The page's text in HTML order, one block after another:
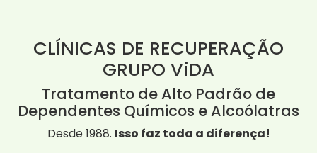
CLÍNICAS DE RECUPERAÇÃO
GRUPO ViDA
Tratamento de Alto Padrão de
Dependentes Químicos e Alcoólatras
Desde 1988. Isso faz toda a diferença!